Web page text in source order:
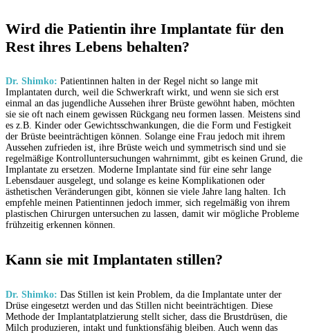
Wird die Patientin ihre Implantate für den
Rest ihres Lebens behalten?
Dr. Shimko: Patientinnen halten in der Regel nicht so lange mit
Implantaten durch, weil die Schwerkraft wirkt, und wenn sie sich erst
einmal an das jugendliche Aussehen ihrer Brüste gewöhnt haben, möchten
sie sie oft nach einem gewissen Rückgang neu formen lassen. Meistens sind
es z.B. Kinder oder Gewichtsschwankungen, die die Form und Festigkeit
der Brüste beeinträchtigen können. Solange eine Frau jedoch mit ihrem
Aussehen zufrieden ist, ihre Brüste weich und symmetrisch sind und sie
regelmäßige Kontrolluntersuchungen wahrnimmt, gibt es keinen Grund, die
Implantate zu ersetzen. Moderne Implantate sind für eine sehr lange
Lebensdauer ausgelegt, und solange es keine Komplikationen oder
ästhetischen Veränderungen gibt, können sie viele Jahre lang halten. Ich
empfehle meinen Patientinnen jedoch immer, sich regelmäßig von ihrem
plastischen Chirurgen untersuchen zu lassen, damit wir mögliche Probleme
frühzeitig erkennen können.
Kann sie mit Implantaten stillen?
Dr. Shimko: Das Stillen ist kein Problem, da die Implantate unter der
Drüse eingesetzt werden und das Stillen nicht beeinträchtigen. Diese
Methode der Implantatplatzierung stellt sicher, dass die Brustdrüsen, die
Milch produzieren, intakt und funktionsfähig bleiben. Auch wenn das